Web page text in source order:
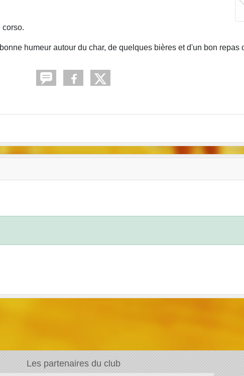
corso.
humeur autour du char, de quelques bières et d'un bon repas
Les partenaires du club